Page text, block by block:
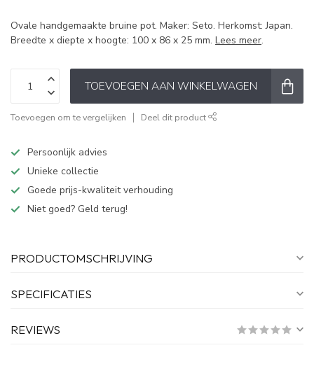
Ovale handgemaakte bruine pot. Maker: Seto. Herkomst: Japan.
Breedte x diepte x hoogte: 100 x 86 x 25 mm. Lees meer.
TOEVOEGEN AAN WINKELWAGEN
Toevoegen om te vergelijken Deel dit product
Persoonlijk advies
Unieke collectie
Goede prijs-kwaliteit verhouding
Niet goed? Geld terug!
PRODUCTOMSCHRIJVING
SPECIFICATIES
REVIEWS